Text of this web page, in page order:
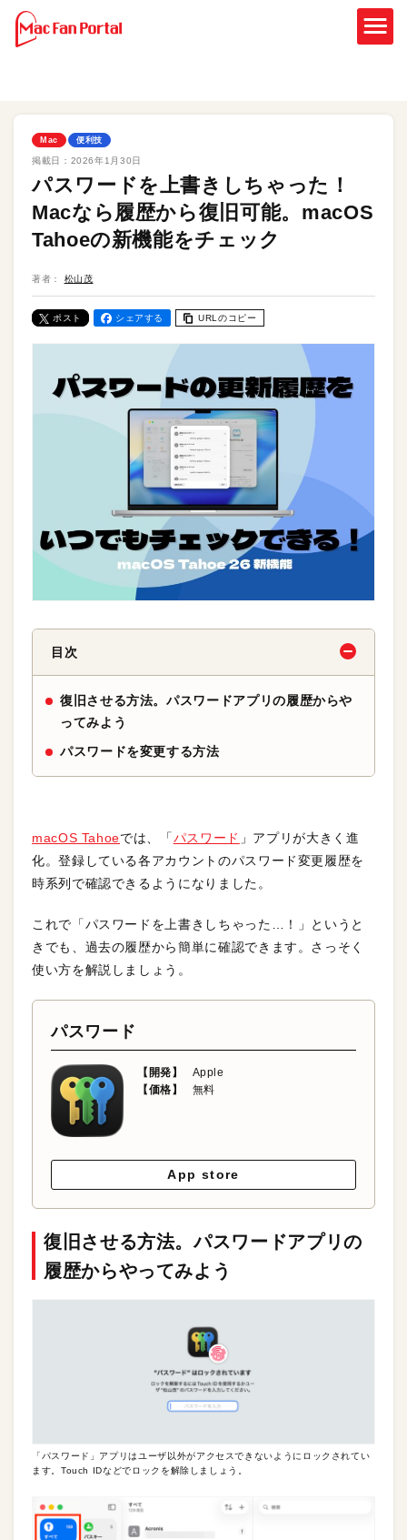
Mac 便利技
掲載日： 2026年1月30日
パスワードを上書きしちゃった！
Macなら履歴から復旧可能。macOS
Tahoeの新機能をチェック
著者： 松山茂
ポスト シェアする URLのコピー
目次
復旧させる方法。パスワードアプリの履歴からや
ってみよう
パスワードを変更する方法
macOS Tahoeでは、「パスワード 」アプリが大きく進
化。登録している各アカウントのパスワード変更履歴を
時系列で確認できるようになりました。
これで「パスワードを上書きしちゃった…！」というと
きでも、過去の履歴から簡単に確認できます。さっそく
使い方を解説しましょう。
パスワード
【開発】
Apple
【価格】
無料
App store
復旧させる方法。パスワードアプリの
履歴からやってみよう
「パスワード」アプリはユーザ以外がアクセスできないようにロックされてい
ます。Touch IDなどでロックを解除しましょう。